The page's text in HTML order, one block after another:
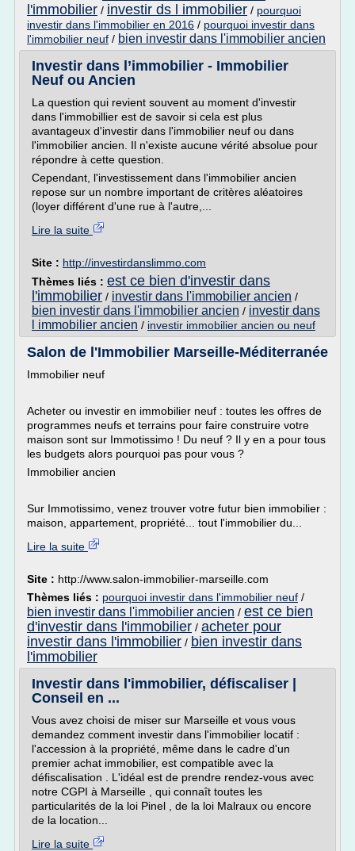
l'immobilier / investir ds l immobilier / pourquoi
investir dans l'immobilier en 2016 / pourquoi investir dans
l'immobilier neuf / bien investir dans l'immobilier ancien
Investir dans l’immobilier - Immobilier
Neuf ou Ancien
La question qui revient souvent au moment d'investir
dans l'immobillier est de savoir si cela est plus
avantageux d'investir dans l'immobilier neuf ou dans
l'immobilier ancien. Il n'existe aucune vérité absolue pour
répondre à cette question.
Cependant, l'investissement dans l'immobilier ancien
repose sur un nombre important de critères aléatoires
(loyer différent d'une rue à l'autre,...
Lire la suite
Site : http://investirdanslimmo.com
Thèmes liés : est ce bien d'investir dans
l'immobilier / investir dans l'immobilier ancien /
bien investir dans l'immobilier ancien / investir dans
l immobilier ancien / investir immobilier ancien ou neuf
Salon de l'Immobilier Marseille-Méditerranée
Immobilier neuf
Acheter ou investir en immobilier neuf : toutes les offres de
programmes neufs et terrains pour faire construire votre
maison sont sur Immotissimo ! Du neuf ? Il y en a pour tous
les budgets alors pourquoi pas pour vous ?
Immobilier ancien
Sur Immotissimo, venez trouver votre futur bien immobilier :
maison, appartement, propriété... tout l'immobilier du...
Lire la suite
Site : http://www.salon-immobilier-marseille.com
Thèmes liés : pourquoi investir dans l'immobilier neuf /
bien investir dans l'immobilier ancien / est ce bien
d'investir dans l'immobilier / acheter pour
investir dans l'immobilier / bien investir dans
l'immobilier
Investir dans l'immobilier, défiscaliser |
Conseil en ...
Vous avez choisi de miser sur Marseille et vous vous
demandez comment investir dans l'immobilier locatif :
l'accession à la propriété, même dans le cadre d'un
premier achat immobilier, est compatible avec la
défiscalisation . L'idéal est de prendre rendez-vous avec
notre CGPI à Marseille , qui connaît toutes les
particularités de la loi Pinel , de la loi Malraux ou encore
de la location...
Lire la suite